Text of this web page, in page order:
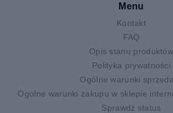
Menu
Kontakt
FAQ
Opis stanu produktów
Polityka prywatności
Ogólne warunki
Ogólne warunki zakupu w sklepie
Sprawdź status